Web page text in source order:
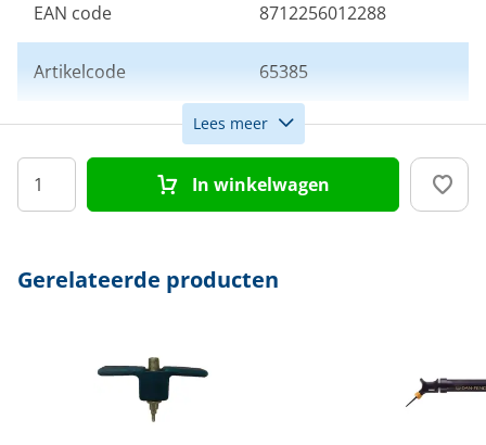
EAN code 8712256012288
Artikelcode 65385
Kleur Antraciet
Lees meer
In winkelwagen
Gerelateerde producten